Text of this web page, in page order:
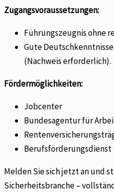
Zugangsvoraussetzungen:
Führungszeugnis ohne
Gute
(Nachweis erforderlich).
Fördermöglichkeiten:
Jobcenter
Bundesagentur für
Berufsförderungsdienst
Melden Sie sich jetzt an und
Sicherheitsbranche –